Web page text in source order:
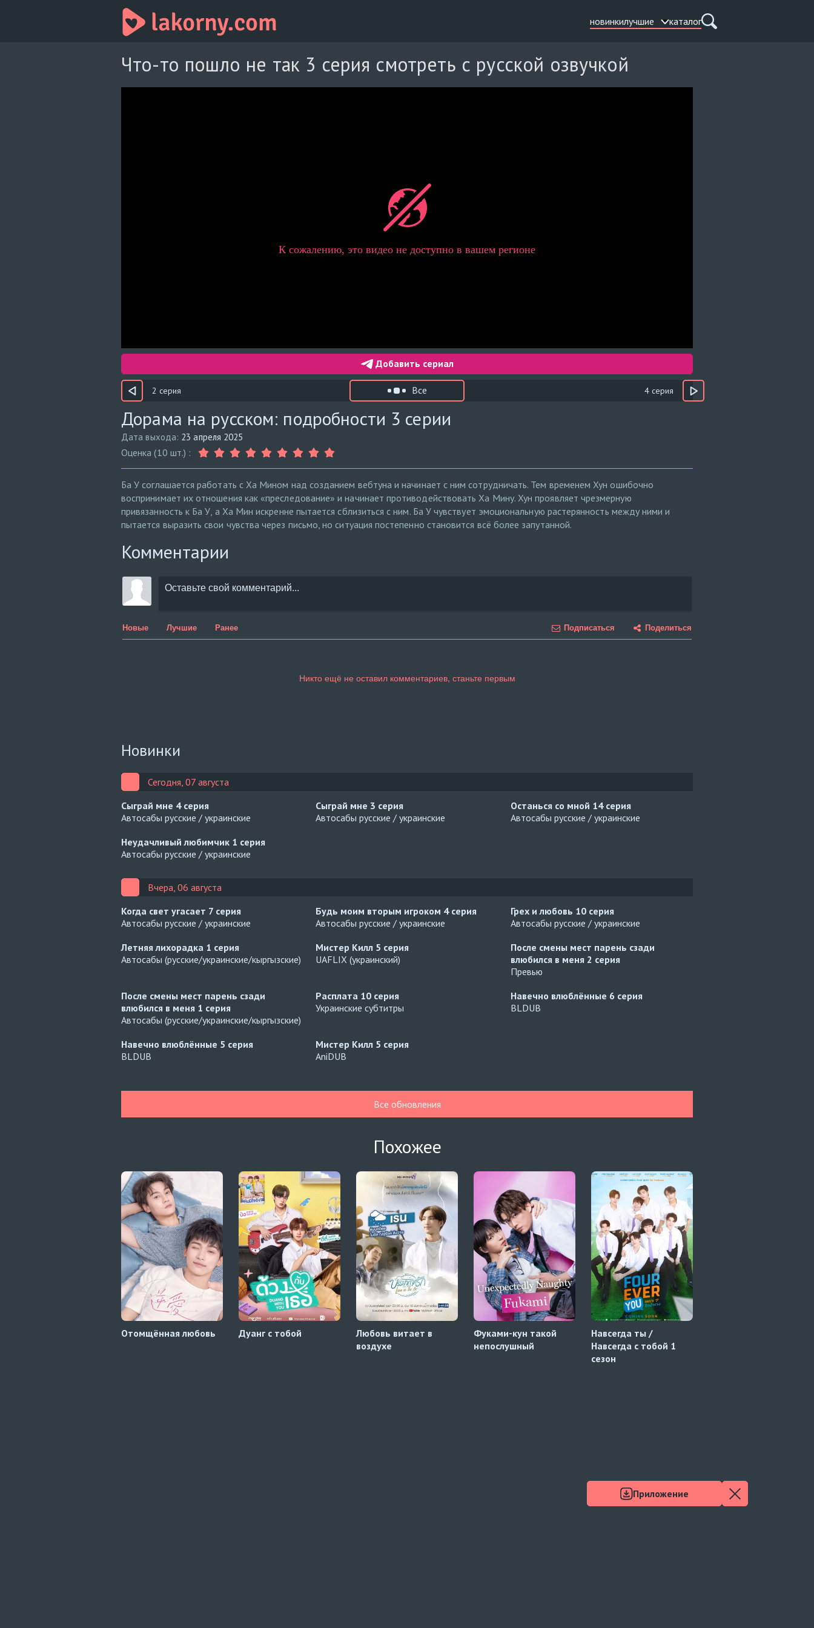
новинкилучшие каталог
Что-то пошло не так 3 серия смотреть с русской озвучкой
Добавить сериал
2 серия Все 4 серия
Дорама на русском: подробности 3 серии
Дата выхода: 23 апреля 2025
Оценка (10 шт.) :
Ба У соглашается работать с Ха Мином над созданием вебтуна и начинает с ним сотрудничать. Тем временем Хун ошибочно
воспринимает их отношения как «преследование» и начинает противодействовать Ха Мину. Хун проявляет чрезмерную
привязанность к Ба У, а Ха Мин искренне пытается сблизиться с ним. Ба У чувствует эмоциональную растерянность между ними и
пытается выразить свои чувства через письмо, но ситуация постепенно становится всё более запутанной.
Комментарии
Новые Лучшие Ранее Подписаться Поделиться
Новинки
Сегодня, 07 августа
Сыграй мне 4 серия
Автосабы русские / украинские
Сыграй мне 3 серия
Автосабы русские / украинские
Останься со мной 14 серия
Автосабы русские / украинские
Неудачливый любимчик 1 серия
Автосабы русские / украинские
Вчера, 06 августа
Когда свет угасает 7 серия
Автосабы русские / украинские
Будь моим вторым игроком 4 серия
Автосабы русские / украинские
Грех и любовь 10 серия
Автосабы русские / украинские
Летняя лихорадка 1 серия
Автосабы (русские/украинские/кыргызские)
Мистер Килл 5 серия
UAFLIX (украинский)
После смены мест парень сзади
влюбился в меня 2 серия
Превью
После смены мест парень сзади
влюбился в меня 1 серия
Автосабы (русские/украинские/кыргызские)
Расплата 10 серия
Украинские субтитры
Навечно влюблённые 6 серия
BLDUB
Навечно влюблённые 5 серия
BLDUB
Мистер Килл 5 серия
AniDUB
Все обновления
Похожее
Отомщённая любовь Дуанг с тобой
Любовь витает в
воздухе
Фуками-кун такой
непослушный
Навсегда ты /
Навсегда с тобой 1
сезон
Приложение